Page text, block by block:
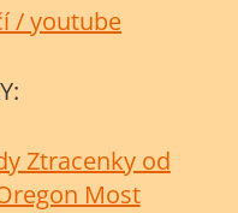
/ youtube
Ztracenky od
Most